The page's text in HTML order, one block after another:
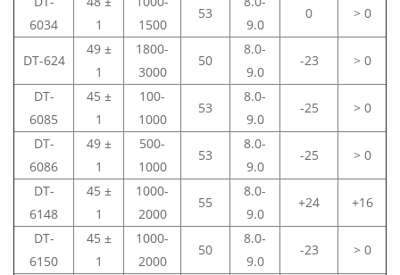
6034
1
1500
53
9.0
0 > 0
DT-624
49 ±
1
1800-
3000
50
8.0-
9.0
-23 > 0
DT-
6085
45 ±
1
100-
1000
53
8.0-
9.0
-25 > 0
DT-
6086
49 ±
1
500-
1000
53
8.0-
9.0
-25 > 0
DT-
6148
45 ±
1
1000-
2000
55
8.0-
9.0
+24 +16
DT-
6150
45 ±
1
1000-
2000
50
8.0-
9.0
-23 > 0